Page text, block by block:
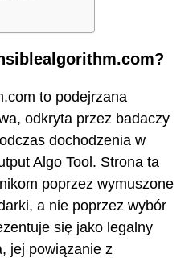
to podejrzana
odkryta przez badaczy
dochodzenia w
Algo Tool. Strona ta
poprzez wymuszone
a nie poprzez wybór
się jako legalny
jej powiązanie z